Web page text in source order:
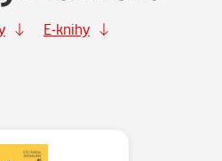
E-knihy